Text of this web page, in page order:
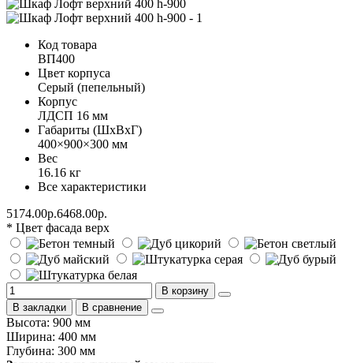
Код товара
ВП400
Цвет корпуса
Серый (пепельный)
Корпус
ЛДСП 16 мм
Габариты (ШхВхГ)
400×900×300 мм
Вес
16.16 кг
Все характеристики
5174.00р.6468.00р.
* Цвет фасада верх
В корзину
В закладки
В сравнение
Высота: 900 мм
Ширина: 400 мм
Глубина: 300 мм